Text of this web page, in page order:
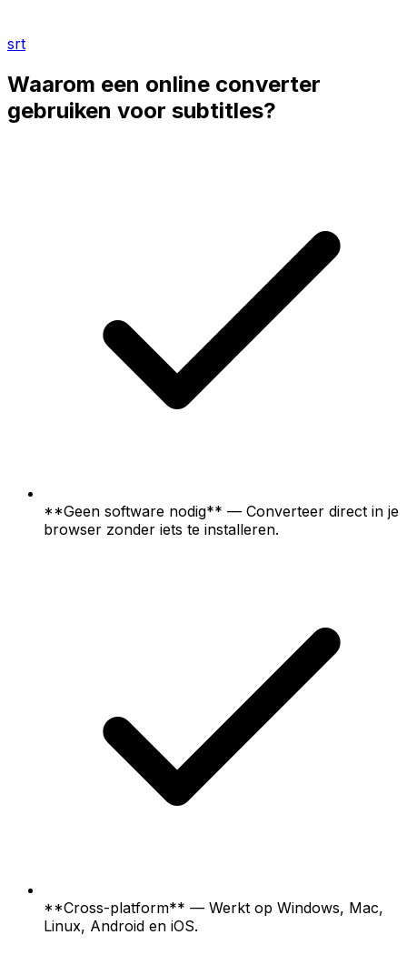
srt
Waarom een online converter
gebruiken voor subtitles?
**Geen software nodig** — Converteer direct in je
browser zonder iets te installeren.
**Cross-platform** — Werkt op Windows, Mac,
Linux, Android en iOS.